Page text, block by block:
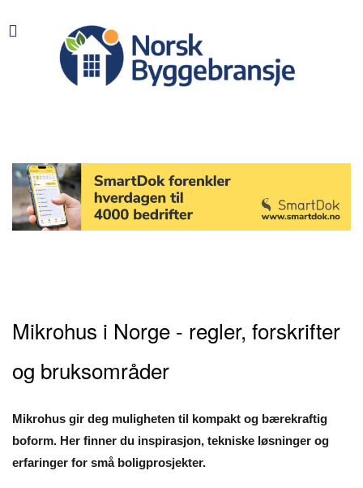
Mikrohus i Norge - regler, forskrifter
og bruksområder
Mikrohus gir deg muligheten til kompakt og bærekraftig
boform. Her finner du inspirasjon, tekniske løsninger og
erfaringer for små boligprosjekter.